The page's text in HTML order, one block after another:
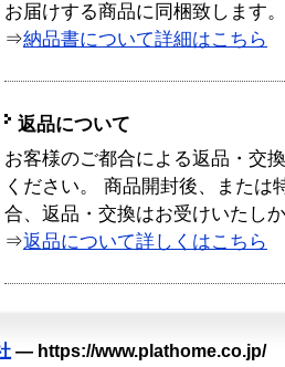
お届けする商品に同梱致します。
⇒納品書について詳細はこちら
返品について
お客様のご都合による返品・交
ください。 商品開封後、または
合、返品・交換はお受けいたし
⇒返品について詳しくはこちら
— https://www.plathome.co.jp/